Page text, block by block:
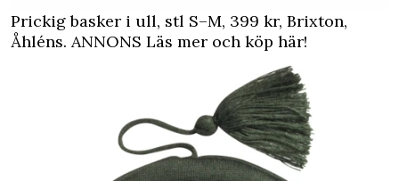
Prickig basker i ull, stl S–M, 399 kr, Brixton,
Åhléns. ANNONS Läs mer och köp här!